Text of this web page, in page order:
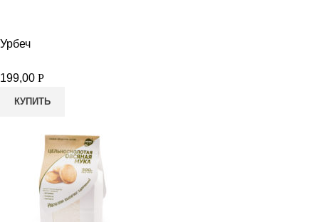
Урбеч
199,00 Р
КУПИТЬ